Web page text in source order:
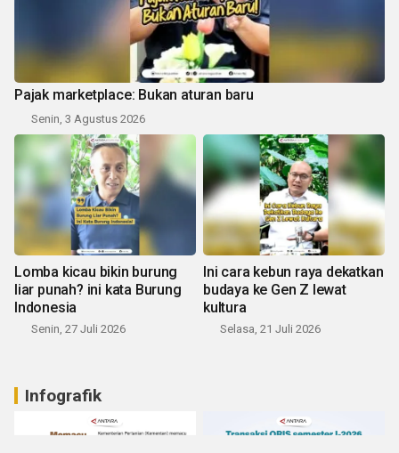
Pajak marketplace: Bukan aturan baru
Senin, 3 Agustus 2026
Lomba kicau bikin burung
liar punah? ini kata Burung
Indonesia
Senin, 27 Juli 2026
Ini cara kebun raya dekatkan
budaya ke Gen Z lewat
kultura
Selasa, 21 Juli 2026
Infografik